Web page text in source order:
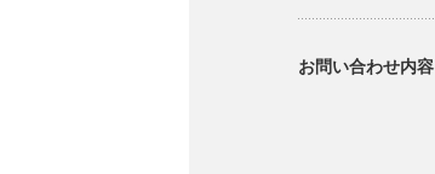
お問い合わせ内容